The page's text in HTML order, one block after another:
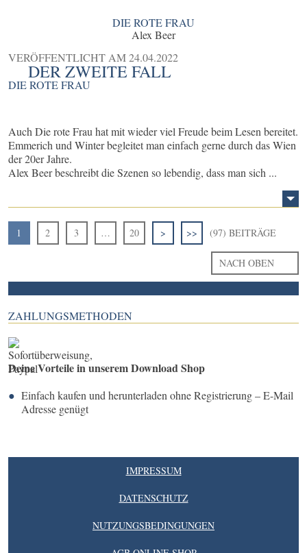
DIE ROTE FRAU
Alex Beer
VERÖFFENTLICHT AM24.04.2022
DER ZWEITE FALL
DIE ROTE FRAU
Auch Die rote Frau hat mit wieder viel Freude beim Lesen bereitet.
Emmerich und Winter begleitet man einfach gerne durch das Wien
der 20er Jahre.
Alex Beer beschreibt die Szenen so lebendig, dass man sich ...
1 2 3 … 20 > >> (97) BEITRÄGE
NACH OBEN
ZAHLUNGSMETHODEN
Deine Vorteile in unserem Download Shop
Einfach kaufen und herunterladen ohne Registrierung – E-Mail
Adresse genügt
IMPRESSUM
DATENSCHUTZ
NUTZUNGSBEDINGUNGEN